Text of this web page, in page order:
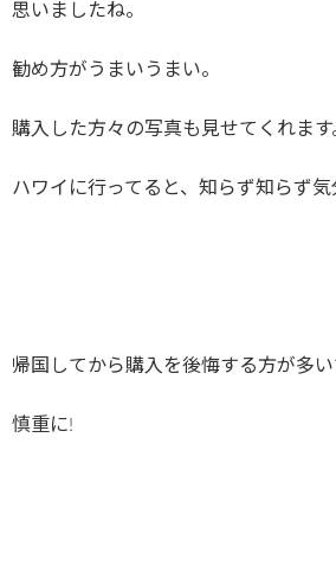
思いましたね。
勧め方がうまいうまい。
購入した方々の写真も見せてくれます
ハワイに行ってると、知らず知らず気
帰国してから購入を後悔する方が多い
慎重に!